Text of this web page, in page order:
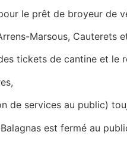
le prêt de broyeur de
Marsous, Cauterets
des tickets de cantine et
de services au public)
est fermé au